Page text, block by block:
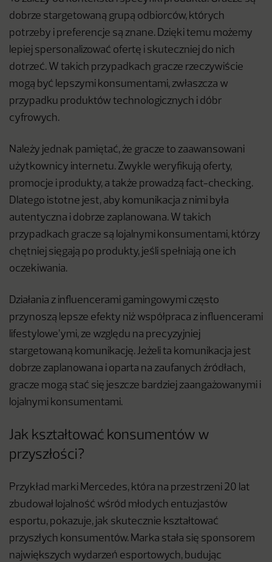
dobrze stargetowaną grupą odbiorców, których
potrzeby i preferencje są znane. Dzięki temu możemy
lepiej spersonalizować ofertę i skuteczniej do nich
dotrzeć. W takich przypadkach gracze rzeczywiście
mogą być lepszymi konsumentami, zwłaszcza w
przypadku produktów technologicznych i dóbr
cyfrowych.
Należy jednak pamiętać, że gracze to zaawansowani
użytkownicy internetu. Zwykle weryfikują oferty,
promocje i produkty, a także prowadzą fact-checking.
Dlatego istotne jest, aby komunikacja z nimi była
autentyczna i dobrze zaplanowana. W takich
przypadkach gracze są lojalnymi konsumentami, którzy
chętniej sięgają po produkty, jeśli spełniają one ich
oczekiwania.
Działania z influencerami gamingowymi często
przynoszą lepsze efekty niż współpraca z influencerami
lifestylowe’ymi, ze względu na precyzyjniej
stargetowaną komunikację. Jeżeli ta komunikacja jest
dobrze zaplanowana i oparta na zaufanych źródłach,
gracze mogą stać się jeszcze bardziej zaangażowanymi i
lojalnymi konsumentami.
Jak kształtować konsumentów w
przyszłości?
Przykład marki Mercedes, która na przestrzeni 20 lat
zbudował lojalność wśród młodych entuzjastów
esportu, pokazuje, jak skutecznie kształtować
przyszłych konsumentów. Marka stała się sponsorem
największych wydarzeń esportowych, budując